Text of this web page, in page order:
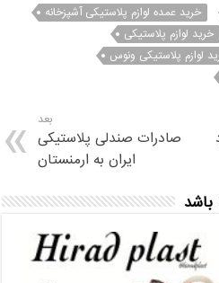
خرید عمده لوازم پلاستیکی آشپزخانه
خرید لوازم پلاستیکی
لوازم پلاستیکی ونوس
بعد
صادرات صندلی پلاستیکی
ایران به ارمنستان
باشد